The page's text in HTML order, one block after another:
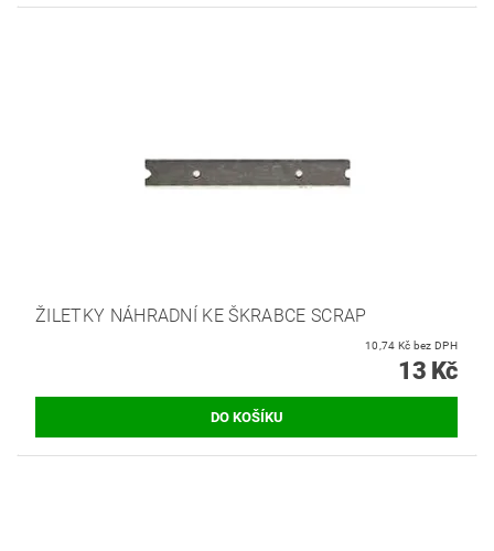
ŽILETKY NÁHRADNÍ KE ŠKRABCE SCRAP
10,74 Kč bez DPH
13 Kč